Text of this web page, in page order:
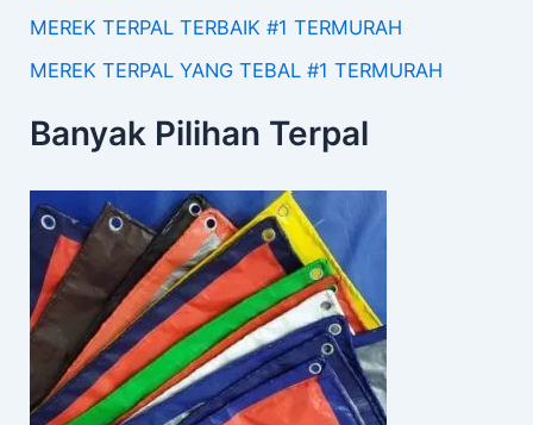
MEREK TERPAL TERBAIK #1 TERMURAH
MEREK TERPAL YANG TEBAL #1 TERMURAH
Banyak Pilihan Terpal